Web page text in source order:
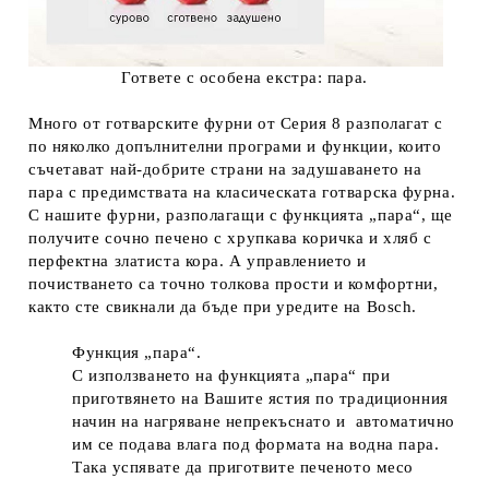
Гответе с особена екстра: пара.
Много от готварските фурни от Серия 8 разполагат с
по няколко допълнителни програми и функции, които
съчетават най-добрите страни на задушаването на
пара с предимствата на класическата готварска фурна.
С нашите фурни, разполагащи с функцията „пара“, ще
получите сочно печено с хрупкава коричка и хляб с
перфектна златиста кора. А управлението и
почистването са точно толкова прости и комфортни,
както сте свикнали да бъде при уредите на Bosch.
Функция „пара“.
С използването на функцията „пара“ при
приготвянето на Вашите ястия по традиционния
начин на нагряване непрекъснато и автоматично
им се подава влага под формата на водна пара.
Така успявате да приготвите печеното месо